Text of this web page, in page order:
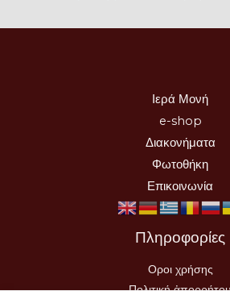
Ιερά Μονή
e-shop
Διακονήματα
Φωτοθήκη
Επικοινωνία
Πληροφορίες
Οροι χρήσης
Πολιτική